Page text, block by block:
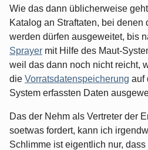
Wie das dann üblicherweise
Katalog an Straftaten, bei
werden dürfen ausgeweitet, bis
Sprayer mit Hilfe des Maut-
weil das dann noch nicht reicht,
die Vorratsdatenspeicherung auf
System erfassten Daten
Das der Nehm als Vertreter der
soetwas fordert, kann ich
Schlimme ist eigentlich nur,